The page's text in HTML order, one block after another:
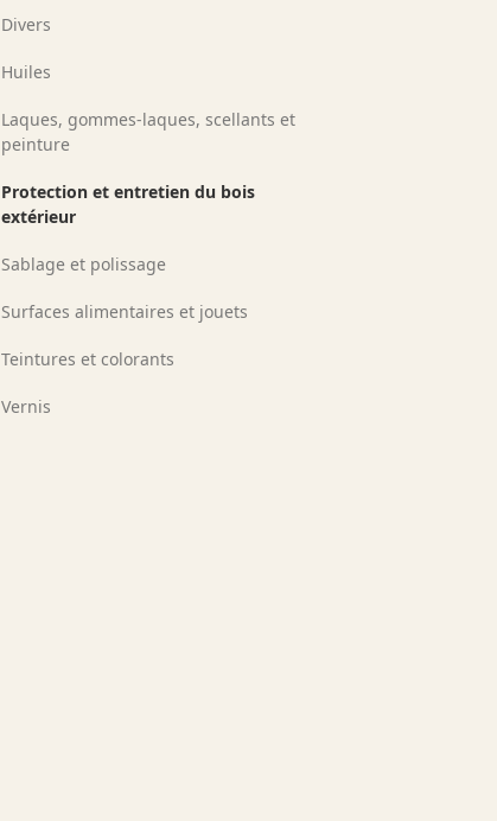
Divers
Huiles
Laques, gommes-laques, scellants et
peinture
Protection et entretien du bois
extérieur
Sablage et polissage
Surfaces alimentaires et jouets
Teintures et colorants
Vernis